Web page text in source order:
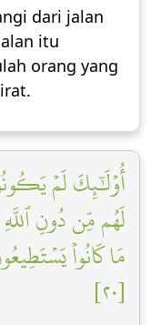
dari jalan
itu
orang yang
أُوْلَٰٓئِكَ لَمۡ
لَهُم مِّن دُونِ
مَا كَانُواْ
[٢٠]